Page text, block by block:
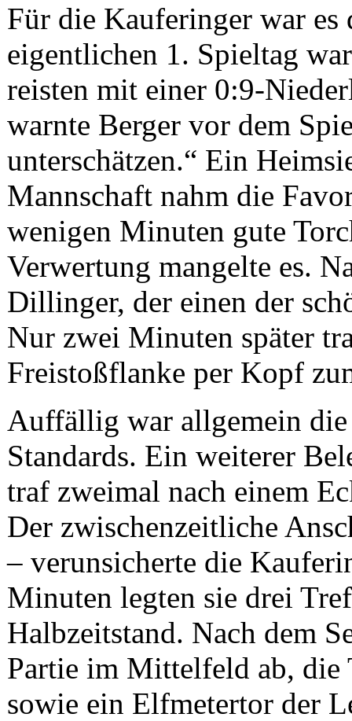
Für die Kauferinger war es
eigentlichen 1. Spieltag
reisten mit einer 0:9-
warnte Berger vor dem
unterschätzen.“ Ein
Mannschaft nahm die
wenigen Minuten gute
Verwertung mangelte es.
Dillinger, der einen der
Nur zwei Minuten später
Freistoßflanke per Kopf
Auffällig war allgemein
Standards. Ein weiterer
traf zweimal nach einem
Der zwischenzeitliche
– verunsicherte die
Minuten legten sie drei
Halbzeitstand. Nach dem
Partie im Mittelfeld ab,
sowie ein Elfmetertor der